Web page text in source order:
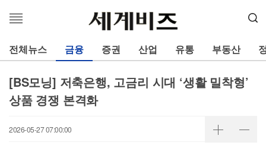
메
열
기
전체뉴스 금융 증권 산업 유통 부동산
[BS모닝] 저축은행, 고금리 시대 ‘생활 밀착형’
상품 경쟁 본격화
2026-05-27 07:00:00